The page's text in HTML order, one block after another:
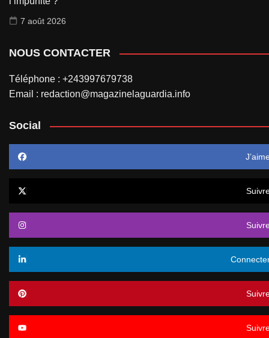
7 août 2026
NOUS CONTACTER
Téléphone : +243997679738
Email : redaction@magazinelaguardia.info
Social